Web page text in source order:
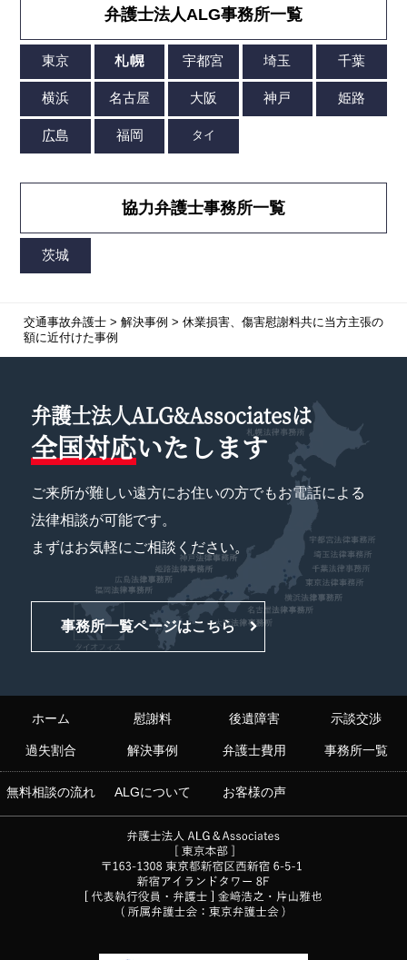
弁護士法人ALG事務所一覧
協力弁護士事務所一覧
交通事故弁護士> 解決事例 > 休業損害、傷害慰謝料共に当方主張の
額に近付けた事例
弁護士法人ALG&Associatesは
全国対応いたします
ご来所が難しい遠方にお住いの方でもお電話による
法律相談が可能です。
まずはお気軽にご相談ください。
事務所一覧ページはこちら
ホーム 慰謝料 後遺障害 示談交渉
過失割合 解決事例 弁護士費用 事務所一覧
無料相談の流れ ALGについて お客様の声